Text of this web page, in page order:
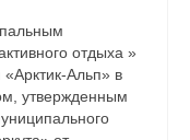
отдыха »
Альп» в
утвержденным